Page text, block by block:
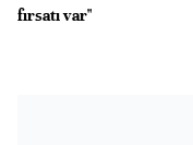
fırsatı var"